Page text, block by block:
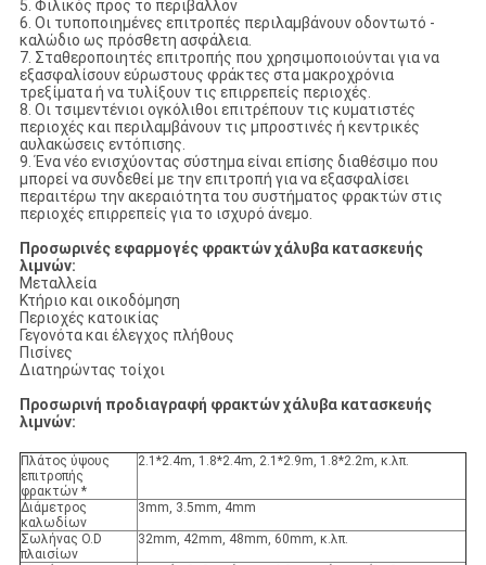
5. Φιλικός προς το περιβάλλον
6. Οι τυποποιημένες επιτροπές περιλαμβάνουν οδοντωτό -
καλώδιο ως πρόσθετη ασφάλεια.
7. Σταθεροποιητές επιτροπής που χρησιμοποιούνται για να
εξασφαλίσουν εύρωστους φράκτες στα μακροχρόνια
τρεξίματα ή να τυλίξουν τις επιρρεπείς περιοχές.
8. Οι τσιμεντένιοι ογκόλιθοι επιτρέπουν τις κυματιστές
περιοχές και περιλαμβάνουν τις μπροστινές ή κεντρικές
αυλακώσεις εντόπισης.
9. Ένα νέο ενισχύοντας σύστημα είναι επίσης διαθέσιμο που
μπορεί να συνδεθεί με την επιτροπή για να εξασφαλίσει
περαιτέρω την ακεραιότητα του συστήματος φρακτών στις
περιοχές επιρρεπείς για το ισχυρό άνεμο.
Προσωρινές εφαρμογές φρακτών χάλυβα κατασκευής
λιμνών:
Μεταλλεία
Κτήριο και οικοδόμηση
Περιοχές κατοικίας
Γεγονότα και έλεγχος πλήθους
Πισίνες
Διατηρώντας τοίχοι
Προσωρινή προδιαγραφή φρακτών χάλυβα κατασκευής
λιμνών:
Πλάτος ύψους
επιτροπής
φρακτών *
2.1*2.4m, 1.8*2.4m, 2.1*2.9m, 1.8*2.2m, κ.λπ.
Διάμετρος
καλωδίων
3mm, 3.5mm, 4mm
Σωλήνας O.D
πλαισίων
32mm, 42mm, 48mm, 60mm, κ.λπ.